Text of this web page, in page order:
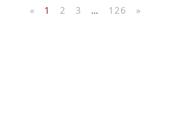
« 1 2 3 … 126 »